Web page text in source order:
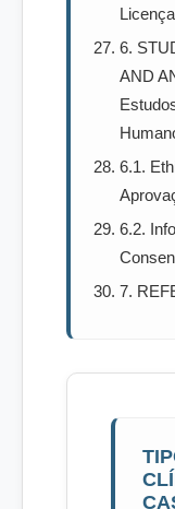
6.
AND
6.1.
6.2.
7.